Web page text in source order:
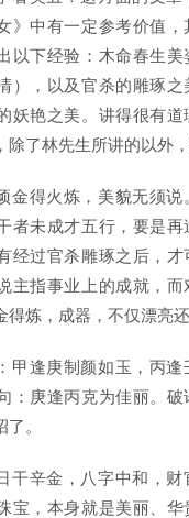
》中有一定参考价值，
以下经验：木命春生美
），以及官杀的雕琢之
妖艳之美。讲得很有道
除了林先生所讲的以外，
金得火炼，美貌无须说
者未成才五行，要是再
经过官杀雕琢之后，
主指事业上的成就，而
得炼，成器，不仅漂亮还
甲逢庚制颜如玉，丙逢
：庚逢丙克为佳丽。
。
干辛金，八字中和，财
宝，本身就是美丽、华